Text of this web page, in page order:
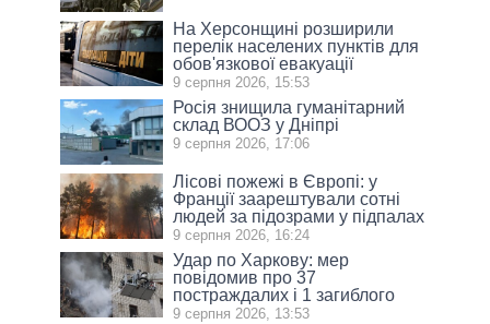
На Херсонщині розширили
перелік населених пунктів для
обов'язкової евакуації
9 серпня 2026, 15:53
Росія знищила гуманітарний
склад ВООЗ у Дніпрі
9 серпня 2026, 17:06
Лісові пожежі в Європі: у
Франції заарештували сотні
людей за підозрами у підпалах
9 серпня 2026, 16:24
Удар по Харкову: мер
повідомив про 37
постраждалих і 1 загиблого
9 серпня 2026, 13:53